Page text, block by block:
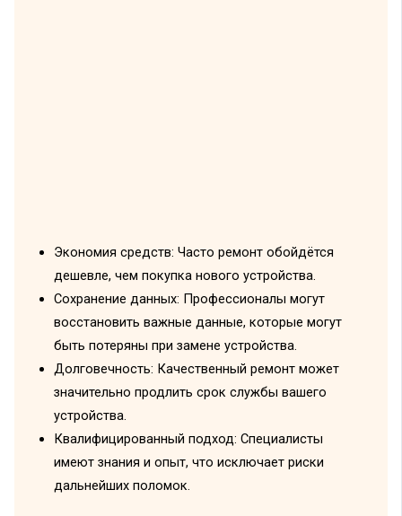
Экономия средств: Часто ремонт обойдётся
дешевле, чем покупка нового устройства.
Сохранение данных: Профессионалы могут
восстановить важные данные, которые могут
быть потеряны при замене устройства.
Долговечность: Качественный ремонт может
значительно продлить срок службы вашего
устройства.
Квалифицированный подход: Специалисты
имеют знания и опыт, что исключает риски
дальнейших поломок.